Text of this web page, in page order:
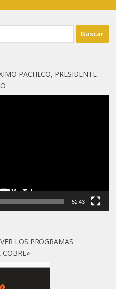
PACHECO, PRESIDENTE
52:43
LOS PROGRAMAS
COBRE»